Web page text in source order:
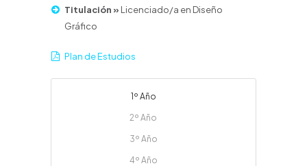
Titulación » Licenciado/a en Diseño
Gráfico
Plan de Estudios
1º Año
2º Año
3º Año
4º Año